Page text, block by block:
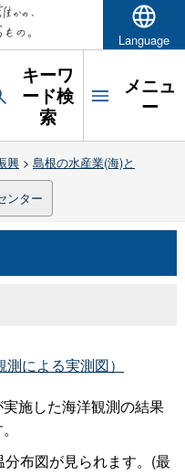
Language
キーワ
ード検
索
メニュ
ー
興> 島根の水産業(海)と
ンター
による実測図）
施した海洋観測の結果
布図が見られます。(最